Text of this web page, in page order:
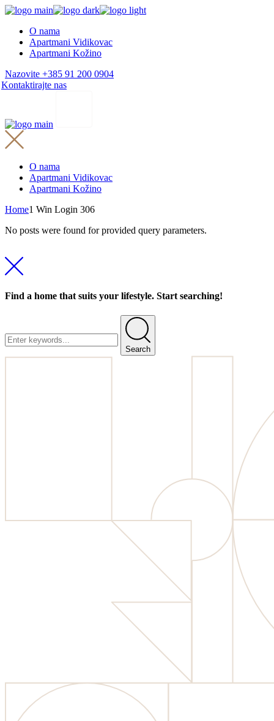
Skip
content
O nama
Apartmani Vidikovac
Apartmani Kožino
Nazovite +385 91 200 0904
Kontaktirajte nas
O nama
Apartmani Vidikovac
Apartmani Kožino
Home1 Win Login 306
No posts were found for provided query parameters.
Find a home that suits your lifestyle. Start searching!
Search